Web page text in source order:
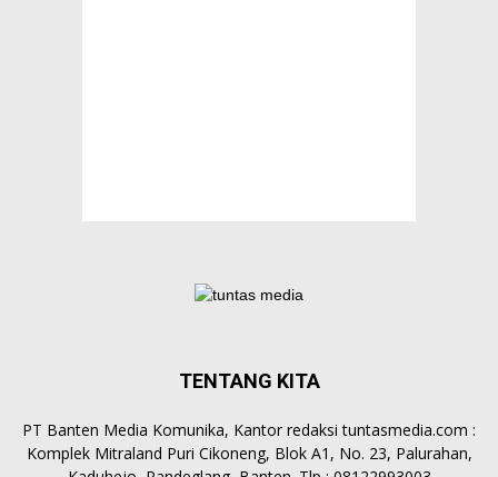
TENTANG KITA
PT Banten Media Komunika, Kantor redaksi tuntasmedia.com :
Komplek Mitraland Puri Cikoneng, Blok A1, No. 23, Palurahan,